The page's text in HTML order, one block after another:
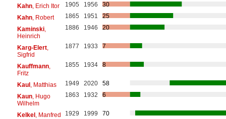
Kahn, Erich Itor 1905 1956
30
Kahn, Robert 1865 1951
25
Kaminski,
Heinrich
1886 1946 20
Karg-Elert,
Sigfrid
1877 1933 7
Kauffmann,
Fritz
1855 1934 8
Kaul, Matthias 1949 2020
58
Kaun, Hugo
Wilhelm
1863 1932 6
Kelkel, Manfred 1929 1999
70